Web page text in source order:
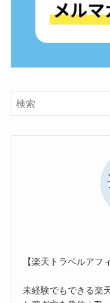
【楽天トラベルアフ
未経験でもできる楽